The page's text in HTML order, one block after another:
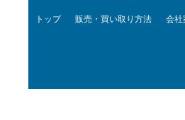
トップ 販売・買い取り方法 会社